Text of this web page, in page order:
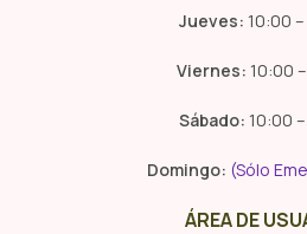
Jueves: 10:00
Viernes: 10:00
Sábado: 10:00
Domingo: (Sólo
ÁREA DE